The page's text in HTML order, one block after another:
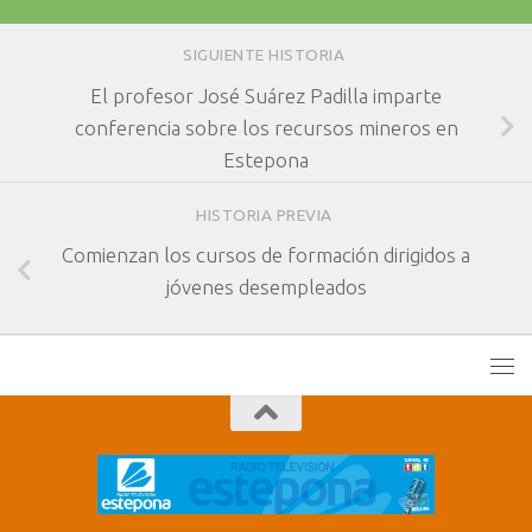
SIGUIENTE HISTORIA
El profesor José Suárez Padilla imparte
conferencia sobre los recursos mineros en
Estepona
HISTORIA PREVIA
Comienzan los cursos de formación dirigidos a
jóvenes desempleados